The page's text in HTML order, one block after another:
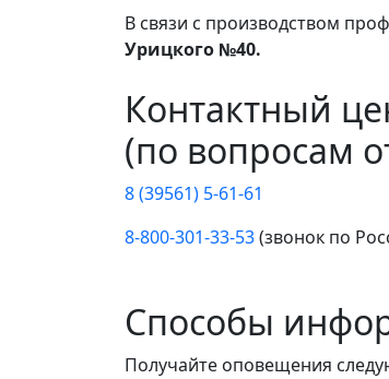
В связи с производством
Урицкого №40.
Контактный
(по вопросам
8 (39561) 5-61-61
8-800-301-33-53(звонок по
Способы
Получайте оповещения